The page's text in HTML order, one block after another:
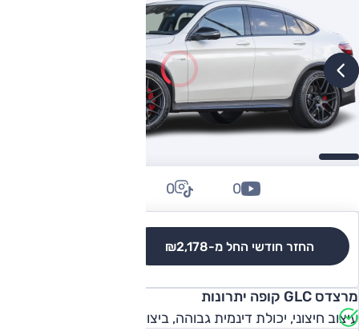
החזר חודשי החל מ-₪2,178
0
0
מרצדס GLC קופה יתרונות
עיצוב חיצוני, יכולת דינמית גבוהה, ביצועים נאים